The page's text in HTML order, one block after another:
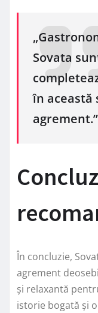
Sovata
în această
agrement.”
În concluzie,
agrement
și relaxantă
istorie bogată și